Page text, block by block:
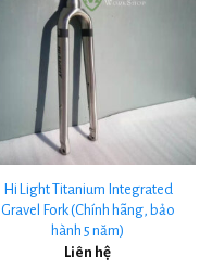
Hi Light Titanium Integrated
Gravel Fork (Chính hãng, bảo
hành 5 năm)
Liên hệ